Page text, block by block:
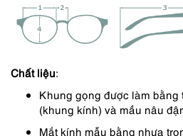
Chất liệu:
Khung gọng được làm bằng
(khung kính) và mầu nâu
Mắt kính mẫu bằng nhựa